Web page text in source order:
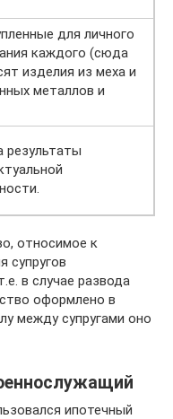
для личного
каждого (сюда
изделия из меха и
металлов и
результаты
относимое к
супругов
в случае развода
оформлено в
между супругами оно
ипотечный